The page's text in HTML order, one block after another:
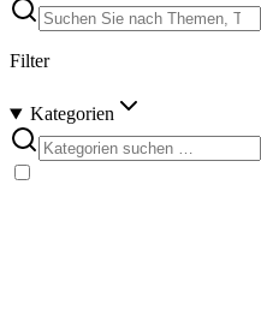
Filter
Kategorien